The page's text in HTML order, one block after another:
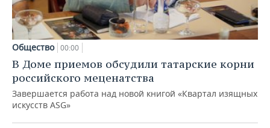
Общество 00:00
В Доме приемов обсудили татарские корни
российского меценатства
Завершается работа над новой книгой «Квартал изящных
искусств ASG»